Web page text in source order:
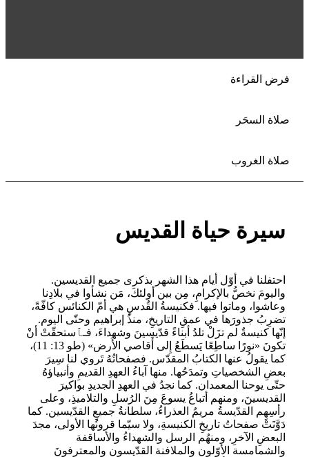
فرض القراءة
صلاة السحَر
صلاة الغروب
سيرة حياة القديس
احتفلنا في أوّل أيام هذا الشهر بذكرى جميع القديسين.
واليومَ نخصُّ بالإكرامِ، مِن بين أولئكَ، مَن نشأوا في بلادِنا
وعاشوا، وماتوا فيها. فكنيسةُ القُدسِ هي أمّ الكنائس كافّةً،
تضرِبُ جذورَها في عمقِ التاريخِ، منذُ إبراهيم وحتّى اليوم.
إنّها كنيسةٌ لم تزَلْ تلدُ أبناءً قدّيسينَ وشهداءَ، فـﭑستحقّتْ أنْ
تكونَ «نورًا ساطِعًا يَسطَعُ إِلى أَقاصي الأَرض» (طو 13: 11)،
كما يقولُ عنها الكتابُ المقدّس. فصفحاتُهُ تَروي لنا سِيرَ
بعضِ الشخصياتِ وتمدَحُها. منها آباءُ العهدِ القديمِ وأنبياؤهُ
حتّى يوحنا المعمدان. كما نجدُ في العهدِ الجديدِ بواكيرَ
القديسينَ، ومنهم أتباعُ يسوعَ مِنَ الرُسلِ والتلاميذِ، وعلى
رأسِهِم القدّيسةُ مريمُ العذراءُ، سلطانةُ جميعِ القدّيسين. كما
دَوَّنَتْ صفحاتُ تاريخِ الكنيسةِ، ولا سيّما قرونُها الأولى، مجدَ
البعضِ الآخرِ، ومنهُم الرسل والشهداءُ والأساقفة
والشمامسة الأوّلون والملافنة القدّيسون والمعترفونَ